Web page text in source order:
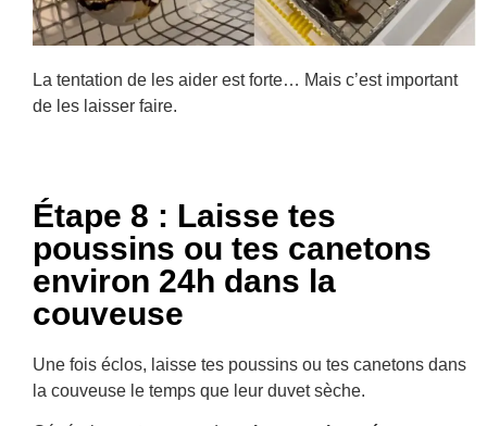
La tentation de les aider est forte… Mais c’est important
de les laisser faire.
Étape 8 : Laisse tes
poussins ou tes canetons
environ 24h dans la
couveuse
Une fois éclos, laisse tes poussins ou tes canetons dans
la couveuse le temps que leur duvet sèche.